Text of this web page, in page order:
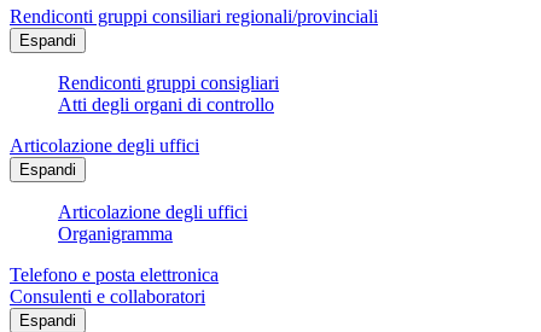
Rendiconti gruppi consiliari regionali/provinciali
Espandi
Rendiconti gruppi consigliari
Atti degli organi di controllo
Articolazione degli uffici
Espandi
Articolazione degli uffici
Organigramma
Telefono e posta elettronica
Consulenti e collaboratori
Espandi